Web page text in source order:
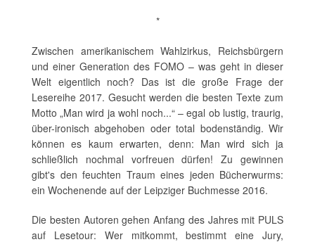
*
Zwischen amerikanischem Wahlzirkus, Reichsbürgern
und einer Generation des FOMO – was geht in dieser
Welt eigentlich noch? Das ist die große Frage der
Lesereihe 2017. Gesucht werden die besten Texte zum
Motto „Man wird ja wohl noch...“ – egal ob lustig, traurig,
über-ironisch abgehoben oder total bodenständig. Wir
können es kaum erwarten, denn: Man wird sich ja
schließlich nochmal vorfreuen dürfen! Zu gewinnen
gibt's den feuchten Traum eines jeden Bücherwurms:
ein Wochenende auf der Leipziger Buchmesse 2016.
Die besten Autoren gehen Anfang des Jahres mit PULS
auf Lesetour: Wer mitkommt, bestimmt eine Jury,